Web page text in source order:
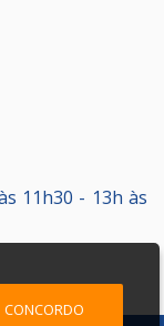
11h30 - 13h às
CONCORDO